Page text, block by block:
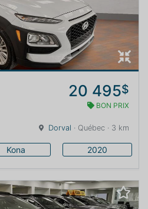
20 495$
BON PRIX
Dorval · Québec · 3 km
Kona 2020